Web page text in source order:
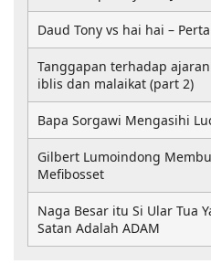
Daud Tony vs hai hai –
Tanggapan terhadap
iblis dan malaikat (part 2)
Bapa Sorgawi Mengasihi
Gilbert Lumoindong
Mefibosset
Naga Besar itu Si Ular Tua
Satan Adalah ADAM